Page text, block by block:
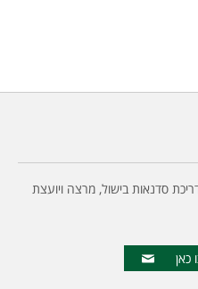
סדנאות בישול, מרצה ויועצת